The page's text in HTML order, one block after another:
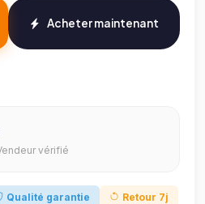
Acheter maintenant
vérifié
Qualité garantie Retour 7j